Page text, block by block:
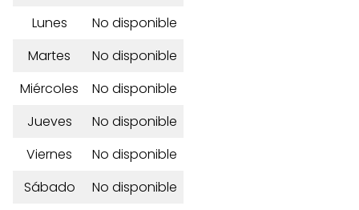
Lunes
No disponible
Martes
No disponible
Miércoles
No disponible
Jueves
No disponible
Viernes
No disponible
Sábado
No disponible